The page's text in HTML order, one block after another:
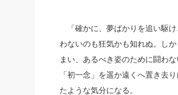
「確かに、夢ばかりを追い駆け
わないのも狂気かも知れぬ。し
まい、あるべき姿のために闘わ
「初一念」を遥か遠くへ置き去
たような気分になる。